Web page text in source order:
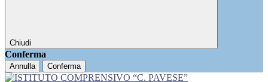
Chiudi
Conferma
Annulla Conferma